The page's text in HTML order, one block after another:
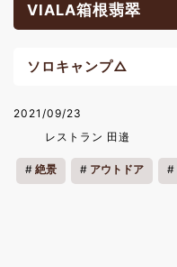
VIALA箱根翡翠
ソロキャンプ△
2021/09/23
レストラン 田邉
絶景 アウトドア